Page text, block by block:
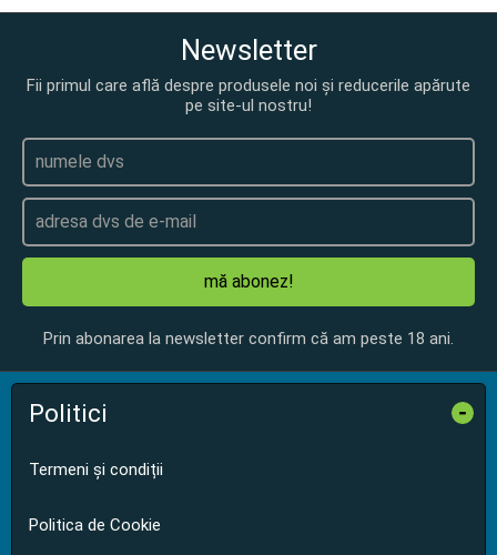
Newsletter
Fii primul care află despre produsele noi și reducerile apărute
pe site-ul nostru!
mă abonez!
Prin abonarea la newsletter confirm că am peste 18 ani.
Politici -
Termeni și condiții
Politica de Cookie